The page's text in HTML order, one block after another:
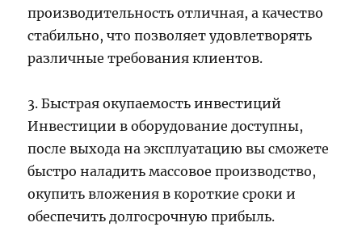
производительность отличная, а качество
стабильно, что позволяет удовлетворять
различные требования клиентов.
3. Быстрая окупаемость инвестиций
Инвестиции в оборудование доступны,
после выхода на эксплуатацию вы сможете
быстро наладить массовое производство,
окупить вложения в короткие сроки и
обеспечить долгосрочную прибыль.